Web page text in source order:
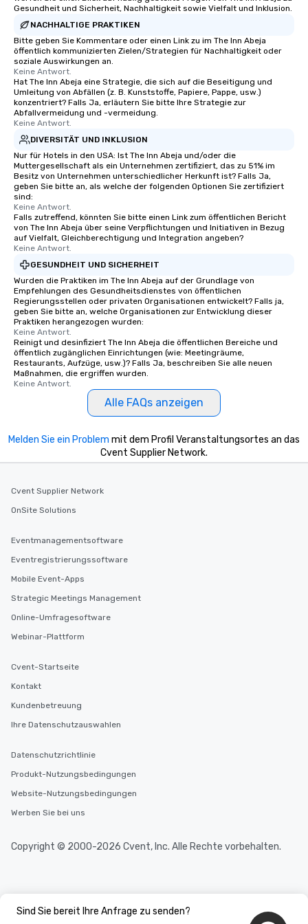
Lip Smacking Foodie Tours is ideal for
groups, small or large. Our
experiences can accommodate
groups from as few as 1 to as many
as 500 guests, making us an ideal
choice for any corporate group event.
Stress-Free Booking Process Booking
a tour is stress-free and allows you to
enjoy the company of your guests
more easily. You’ll take comfort
knowing that everything is taken care
of from the moment the tour is
booked to the minute it concludes.
Since the menu is already set, you
have nothing to worry about. Just
remember to submit ahead of the tour
date any dietary restrictions and food
Feel Like a VIP at Each Stop With Lip
Smacking Foodie Tours, you and your
group members never have to worry
about waiting in line to get into a top
restaurant or being shown to a less
than desirable table. On our tours,
everyone is treated like a VIP with
immediate seating upon arrival.
What’s more, your group may receive
a special warm welcome personally
from the restaurant chef. Menus can
which can be an added bonus for all
those Instagram moments you share.
transportation pick-up and drop-off,
for groups that desire an extra luxe
an evening helicopter ride over the
glittering lights of The Strip. A
to gather and dine that few have
experienced, and all are sure to
leave. Location, Location, Location
One of the best reasons to book is the
short stroll allows your group
members a chance to engage in prime
Our tours offer an exquisite feast plus
offering engaging tidbits and
fascinating stories. Several other
Gesundheit und Sicherheit, Nachhaltigkeit sowie Vielfalt und Inklusion.
NACHHALTIGE PRAKTIKEN
Bitte geben Sie Kommentare oder einen Link zu im The Inn Abeja
öffentlich kommunizierten Zielen/Strategien für Nachhaltigkeit oder
soziale Auswirkungen an.
Keine Antwort.
Hat The Inn Abeja eine Strategie, die sich auf die Beseitigung und
Umleitung von Abfällen (z. B. Kunststoffe, Papiere, Pappe, usw.)
konzentriert? Falls Ja, erläutern Sie bitte Ihre Strategie zur
Abfallvermeidung und -vermeidung.
Keine Antwort.
DIVERSITÄT UND INKLUSION
Nur für Hotels in den USA: Ist The Inn Abeja und/oder die
Muttergesellschaft als ein Unternehmen zertifiziert, das zu 51% im
Besitz von Unternehmen unterschiedlicher Herkunft ist? Falls Ja,
geben Sie bitte an, als welche der folgenden Optionen Sie zertifiziert
sind:
Keine Antwort.
Falls zutreffend, könnten Sie bitte einen Link zum öffentlichen Bericht
von The Inn Abeja über seine Verpflichtungen und Initiativen in Bezug
auf Vielfalt, Gleichberechtigung und Integration angeben?
Keine Antwort.
GESUNDHEIT UND SICHERHEIT
Wurden die Praktiken im The Inn Abeja auf der Grundlage von
Empfehlungen des Gesundheitsdienstes von öffentlichen
Regierungsstellen oder privaten Organisationen entwickelt? Falls ja,
geben Sie bitte an, welche Organisationen zur Entwicklung dieser
Praktiken herangezogen wurden:
Keine Antwort.
Reinigt und desinfiziert The Inn Abeja die öffentlichen Bereiche und
öffentlich zugänglichen Einrichtungen (wie: Meetingräume,
Restaurants, Aufzüge, usw.)? Falls Ja, beschreiben Sie alle neuen
Maßnahmen, die ergriffen wurden.
Keine Antwort.
Alle FAQs anzeigen
Sind Sie bereit Ihre Anfrage zu senden?
Melden Sie ein Problem mit dem Profil Veranstaltungsortes an das
Cvent Supplier Network.
Cvent Supplier Network
OnSite Solutions
Eventmanagementsoftware
Eventregistrierungssoftware
Mobile Event-Apps
Strategic Meetings Management
Online-Umfragesoftware
Webinar-Plattform
Cvent-Startseite
Kontakt
Kundenbetreuung
Ihre Datenschutzauswahlen
Datenschutzrichtlinie
Produkt-Nutzungsbedingungen
Website-Nutzungsbedingungen
Werben Sie bei uns
Copyright © 2000-2026 Cvent, Inc. Alle Rechte vorbehalten.